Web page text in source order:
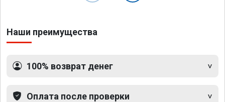
Наши преимущества
100% возврат денег
Оплата после проверки